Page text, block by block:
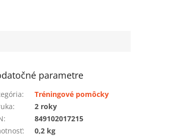
parametre
:
Tréningové pomôcky
:
2 roky
:
849102017215
: 0,2 kg